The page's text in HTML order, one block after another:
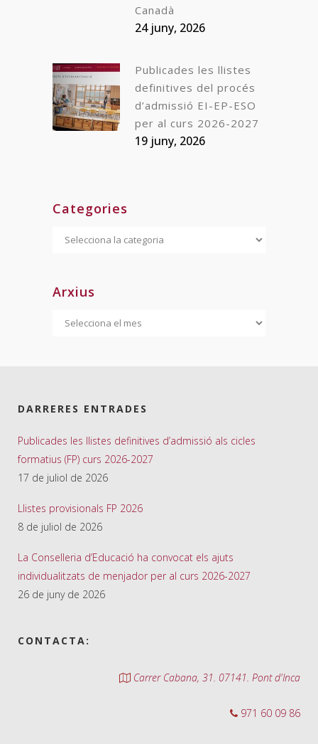
Canadà
24 juny, 2026
Publicades les llistes
definitives del procés
d’admissió EI-EP-ESO
per al curs 2026-2027
19 juny, 2026
Categories
Categories
Arxius
Arxius
DARRERES ENTRADES
Publicades les llistes definitives d’admissió als cicles
formatius (FP) curs 2026-2027
17 de juliol de 2026
Llistes provisionals FP 2026
8 de juliol de 2026
La Conselleria d’Educació ha convocat els ajuts
individualitzats de menjador per al curs 2026-2027
26 de juny de 2026
CONTACTA:
Carrer Cabana, 31. 07141. Pont d'Inca
971 60 09 86